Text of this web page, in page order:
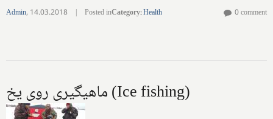
Admin, 14.03.2018 | Posted inCategory:Health 0 comment
ماهیگیری روی یخ (Ice fishing)